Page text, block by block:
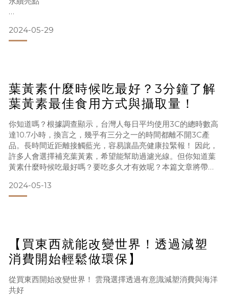
作為台灣醫療產業中第一家獲得 B 型企業認證的友信醫療集
落」，並且結合循環包裝，取代一次性運輸包材，堅持環保直
到產品銷售的最後一哩路，為消費者創建從產品製程到出貨包
裝都永續循環的綠色消費旅程。
將健康產業與綠色電商結合，雲飛選擇打造更
2024-05-29
葉黃素什麼時候吃最好？3分鐘了解
葉黃素最佳食用方式與攝取量！
你知道嗎？根據調查顯示，台灣人每日平均使用3C的總時數高
達10.7小時，換言之，幾乎有三分之一的時間都離不開3C產
品。長時間近距離接觸藍光，容易讓晶亮健康拉緊報！ 因此，
許多人會選擇補充葉黃素，希望能幫助過濾光線。但你知道葉
黃素什麼時候吃最好嗎？要吃多久才有效呢？本篇文章將帶你
康。葉黃素是什麼？了解葉黃素功效！葉黃素(lutein)，是一種
脂溶性的類胡蘿蔔素，擁有吸收有害光線、過濾藍光的特性，
2024-05-13
【買東西就能改變世界！透過減塑
消費開始輕鬆做環保】
從買東西開始改變世界！ 雲飛選擇透過有意識減塑消費與海洋
共好